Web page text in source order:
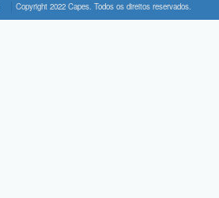
Copyright 2022 Capes. Todos os direitos reservados.